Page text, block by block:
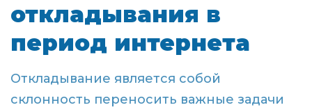
откладывания в
период интернета
Откладывание является собой
склонность переносить важные задачи